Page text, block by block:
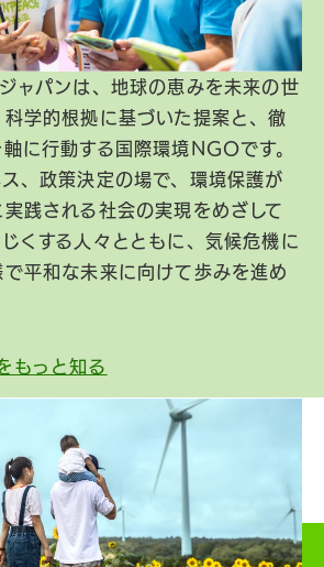
ャパンは、地球の恵みを未来の世
学的根拠に基づいた提案と、徹
に行動する国際環境NGOです。
、政策決定の場で、環境保護が
践される社会の実現をめざして
くする人々とともに、気候危機に
平和な未来に向けて歩みを進め
もっと知る